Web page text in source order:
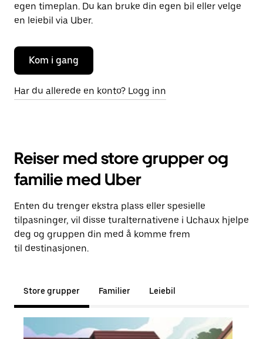
egen timeplan. Du kan bruke din egen bil eller velge
en leiebil via Uber.
Kom i gang
Har du allerede en konto? Logg inn
Reiser med store grupper og
familie med Uber
Enten du trenger ekstra plass eller spesielle
tilpasninger, vil disse turalternativene i Uchaux hjelpe
deg og gruppen din med å komme frem
til destinasjonen.
Store grupper Familier Leiebil